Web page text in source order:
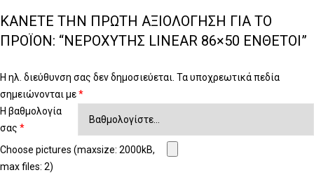
ΚΆΝΕΤΕ ΤΗΝ ΠΡΏΤΗ ΑΞΙΟΛΌΓΗΣΗ ΓΙΑ ΤΟ
ΠΡΟΪΌΝ: “ΝΕΡΟΧΎΤΗΣ LINEAR 86×50 ΈΝΘΕΤΟΙ”
Η ηλ. διεύθυνση σας δεν δημοσιεύεται. Τα υποχρεωτικά πεδία
σημειώνονται με*
Η βαθμολογία
σας *
Choose pictures (maxsize: 2000kB,
max files: 2)